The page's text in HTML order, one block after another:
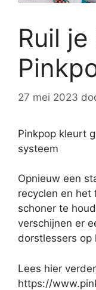
Ruil
27 mei 2023
Pinkpop kleurt
systeem
Opnieuw een
recyclen en het
schoner te
verschijnen er
dorstlessers op
Lees hier
https://